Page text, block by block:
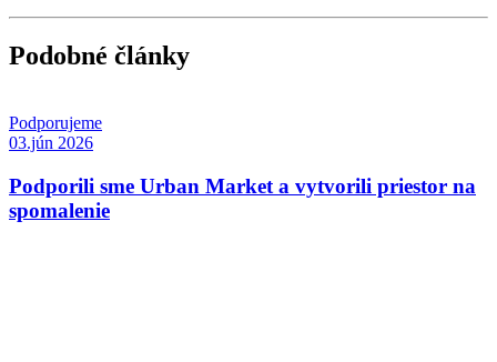
Podobné články
Podporujeme
03.jún 2026
Podporili sme Urban Market a vytvorili priestor na
spomalenie